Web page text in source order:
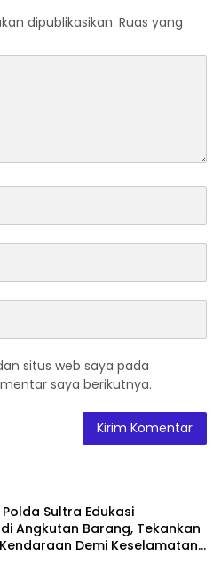
dipublikasikan. Ruas yang
situs web saya pada
saya berikutnya.
Sultra Edukasi
Angkutan Barang, Tekankan
Demi Keselamatan